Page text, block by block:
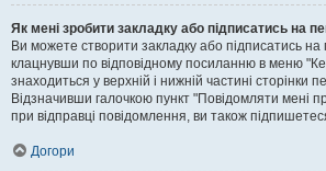
Як мені зробити закладку або підписатись на
Ви можете створити закладку або підписатись
клацнувши по відповідному посиланню в меню
знаходиться у верхній і нижній частині сторінки
Відзначивши галочкою пункт "Повідомляти мені
при відправці повідомлення, ви також
Догори